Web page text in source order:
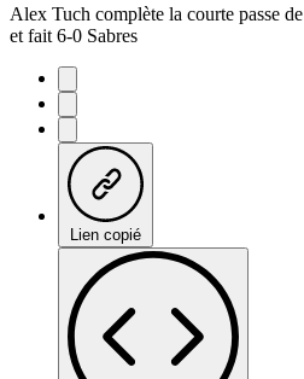
Alex Tuch complète la courte passe
et fait 6-0 Sabres
Lien copié